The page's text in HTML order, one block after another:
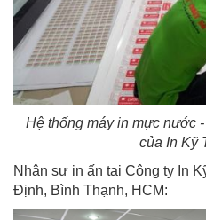
Hệ thống máy in mực nước
của In Kỹ
Nhân sự in ấn tại Công ty In
Định, Bình Thạnh, HCM: